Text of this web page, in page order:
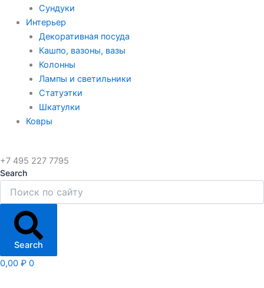
Сундуки
Интерьер
Декоративная посуда
Кашпо, вазоны, вазы
Колонны
Лампы и светильники
Статуэтки
Шкатулки
Ковры
+7 495 227 7795
Search
Search
0,00 ₽ 0